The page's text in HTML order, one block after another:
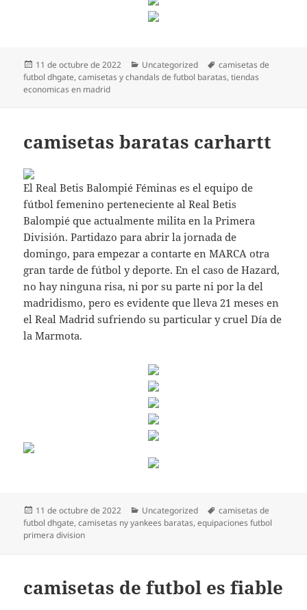
Publicado
el
11 de octubre de 2022 Categorías
Uncategorized Etiquetas
camisetas de
futbol dhgate,camisetas y chandals de futbol baratas,tiendas
economicas en madrid
camisetas baratas carhartt
El Real Betis Balompié Féminas es el equipo de
fútbol femenino perteneciente al Real Betis
Balompié que actualmente milita en la Primera
División. Partidazo para abrir la jornada de
domingo, para empezar a contarte en MARCA otra
gran tarde de fútbol y deporte. En el caso de Hazard,
no hay ninguna risa, ni por su parte ni por la del
madridismo, pero es evidente que lleva 21 meses en
el Real Madrid sufriendo su particular y cruel Día de
la Marmota.
Publicado
el
11 de octubre de 2022 Categorías
Uncategorized Etiquetas
camisetas de
futbol dhgate,camisetas ny yankees baratas,equipaciones futbol
primera division
camisetas de futbol es fiable